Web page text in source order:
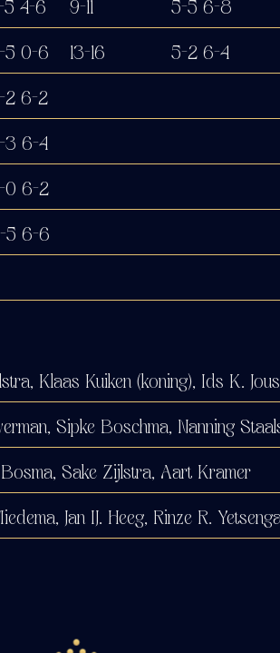
5 4-6 9-11 5-5 6-8
5 0-6 13-16 5-2 6-4
2 6-2
3 6-4
0 6-2
5 6-6
Klaas Kuiken (koning), Ids K.
Sipke Boschma, Nanning
Bosma, Sake Zijlstra, Aart Kramer
Jan IJ. Heeg, Rinze R.